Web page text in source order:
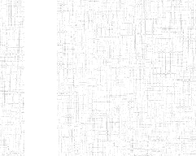
ALBERT
TEACHERS'
TRAINING
INSTITUTE
CAMEROUN
(A.T.T.I.C)